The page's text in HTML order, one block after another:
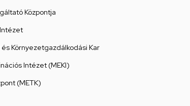
Központja
Környezetgazdálkodási Kar
Intézet (MEKI)
(METK)